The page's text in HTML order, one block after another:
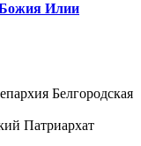
Божия Илии
Белгородская
Патриархат